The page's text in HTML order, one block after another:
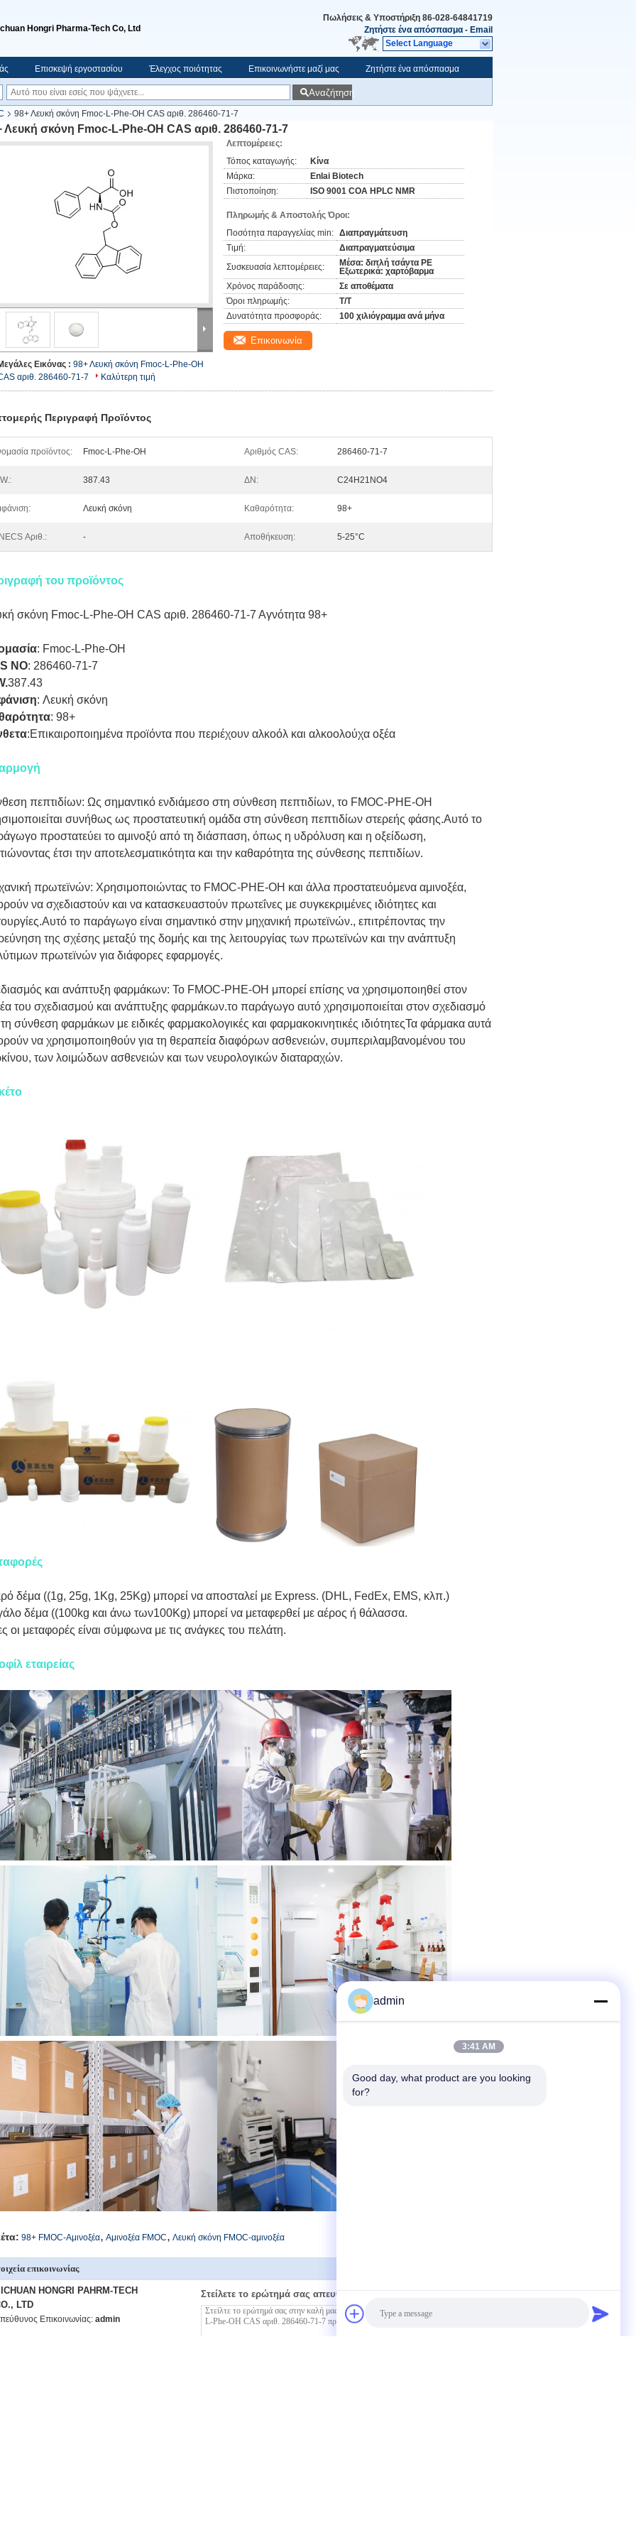
Hongri Pharma-Tech Co, Ltd
Πωλήσεις & Υποστήριξη 86-028-64841719
Ζητήστε ένα απόσπασμα - Email
Select Language
Επισκεψή εργοστασίου Έλεγχος ποιότητας Επικοινωνήστε μαζί μας Ζητήστε ένα απόσπασμα
Αναζήτηση
98+ Λευκή σκόνη Fmoc-L-Phe-OH CAS αριθ. 286460-71-7
Λευκή σκόνη Fmoc-L-Phe-OH CAS αριθ. 286460-71-7
Εικόνας : 98+ Λευκή σκόνη Fmoc-L-Phe-OH
αριθ. 286460-71-7
Καλύτερη τιμή
Λεπτομέρειες:
Τόπος καταγωγής:
Κίνα
Μάρκα:
Enlai Biotech
Πιστοποίηση:
ISO 9001 COA HPLC NMR
Πληρωμής & Αποστολής Όροι:
Ποσότητα παραγγελίας min: Διαπραγμάτευση
Τιμή:
Διαπραγματεύσιμα
Συσκευασία λεπτομέρειες:
Μέσα: διπλή τσάντα PE
Εξωτερικά: χαρτόβαρμα
Χρόνος παράδοσης:
Σε αποθέματα
Όροι πληρωμής:
Τ/Τ
Δυνατότητα προσφοράς:
100 χιλιόγραμμα ανά μήνα
Επικοινωνία
Περιγραφή Προϊόντος
προϊόντος: Fmoc-L-Phe-OH Αριθμός CAS: 286460-71-7
387.43 ΔΝ: C24H21NO4
Λευκή σκόνη Καθαρότητα: 98+
Αριθ.: - Αποθήκευση: 5-25°C
του προϊόντος
σκόνη Fmoc-L-Phe-OH CAS αριθ. 286460-71-7 Αγνότητα 98+
: Fmoc-L-Phe-OH
NO: 286460-71-7
387.43
: Λευκή σκόνη
: 98+
:Επικαιροποιημένα προϊόντα που περιέχουν αλκοόλ και αλκοολούχα οξέα
πεπτιδίων: Ως σημαντικό ενδιάμεσο στη σύνθεση πεπτιδίων, το FMOC-PHE-OH
συνήθως ως προστατευτική ομάδα στη σύνθεση πεπτιδίων στερεής φάσης.Αυτό το
προστατεύει το αμινοξύ από τη διάσπαση, όπως η υδρόλυση και η οξείδωση,
έτσι την αποτελεσματικότητα και την καθαρότητα της σύνθεσης πεπτιδίων.
πρωτεϊνών: Χρησιμοποιώντας το FMOC-PHE-OH και άλλα προστατευόμενα αμινοξέα,
να σχεδιαστούν και να κατασκευαστούν πρωτεΐνες με συγκεκριμένες ιδιότητες και
το παράγωγο είναι σημαντικό στην μηχανική πρωτεϊνών., επιτρέποντας την
της σχέσης μεταξύ της δομής και της λειτουργίας των πρωτεϊνών και την ανάπτυξη
πρωτεϊνών για διάφορες εφαρμογές.
και ανάπτυξη φαρμάκων: Το FMOC-PHE-OH μπορεί επίσης να χρησιμοποιηθεί στον
του σχεδιασμού και ανάπτυξης φαρμάκων.το παράγωγο αυτό χρησιμοποιείται στον σχεδιασμό
τη σύνθεση φαρμάκων με ειδικές φαρμακολογικές και φαρμακοκινητικές ιδιότητεςΤα φάρμακα αυτά
να χρησιμοποιηθούν για τη θεραπεία διαφόρων ασθενειών, συμπεριλαμβανομένου του
των λοιμώδων ασθενειών και των νευρολογικών διαταραχών.
δέμα ((1g, 25g, 1Kg, 25Kg) μπορεί να αποσταλεί με Express. (DHL, FedEx, EMS, κλπ.)
δέμα ((100kg και άνω των100Kg) μπορεί να μεταφερθεί με αέρος ή θάλασσα.
οι μεταφορές είναι σύμφωνα με τις ανάγκες του πελάτη.
εταιρείας
98+ FMOC-Αμινοξέα, Αμινοξέα FMOC, Λευκή σκόνη FMOC-αμινοξέα
επικοινωνίας
HONGRI PAHRM-TECH
LTD
Επικοινωνίας: admin
Στείλετε το ερώτημά σας απευθείας σε εμάς
admin
3:41 AM
Good day, what product are you looking
for?